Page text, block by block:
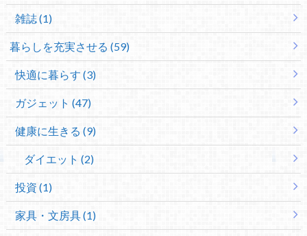
雑誌 (1)
暮らしを充実させる (59)
快適に暮らす (3)
ガジェット (47)
健康に生きる (9)
ダイエット (2)
投資 (1)
家具・文房具 (1)